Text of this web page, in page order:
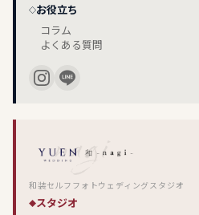
お役立ち
コラム
よくある質問
和装セルフフォトウェディングスタジオ
スタジオ